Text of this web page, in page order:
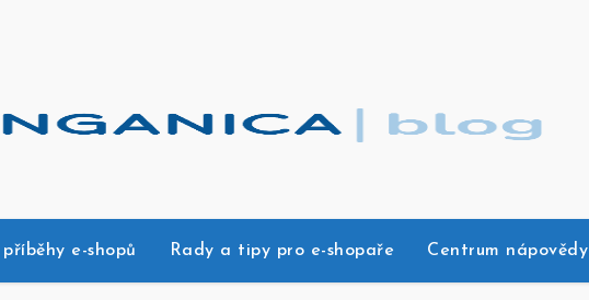
příběhy e-shopů Rady a tipy pro e-shopaře Centrum nápovědy